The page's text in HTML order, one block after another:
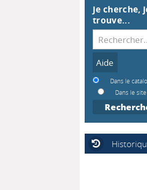
Je cherche,
trouve...
Dans le
Dans le site